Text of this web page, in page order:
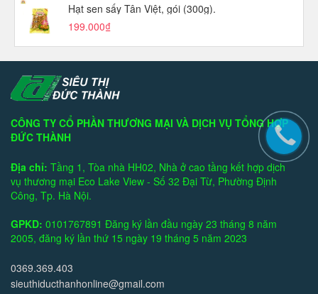
Hạt sen sấy Tân Việt, gói (300g).
199.000₫
CÔNG TY CỔ PHẦN THƯƠNG MẠI VÀ DỊCH VỤ TỔNG HỢP
ĐỨC THÀNH
Địa chỉ: Tầng 1, Tòa nhà HH02, Nhà ở cao tầng kết hợp dịch
vụ thương mại Eco Lake View - Số 32 Đại Từ, Phường Định
Công, Tp. Hà Nội.
GPKD: 0101767891 Đăng ký lần đầu ngày 23 tháng 8 năm
2005, đăng ký lần thứ 15 ngày 19 tháng 5 năm 2023
0369.369.403
sieuthiducthanhonline@gmail.com